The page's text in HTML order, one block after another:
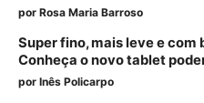
por Rosa Maria Barroso
Super fino, mais leve e com
Conheça o novo tablet
por Inês Policarpo